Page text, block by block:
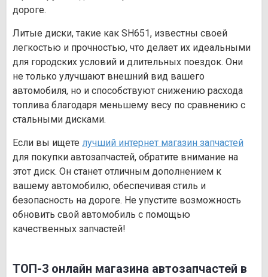
дороге.
Литые диски, такие как SH651, известны своей
легкостью и прочностью, что делает их идеальными
для городских условий и длительных поездок. Они
не только улучшают внешний вид вашего
автомобиля, но и способствуют снижению расхода
топлива благодаря меньшему весу по сравнению с
стальными дисками.
Если вы ищете лучший интернет магазин запчастей
для покупки автозапчастей, обратите внимание на
этот диск. Он станет отличным дополнением к
вашему автомобилю, обеспечивая стиль и
безопасность на дороге. Не упустите возможность
обновить свой автомобиль с помощью
качественных запчастей!
ТОП-3 онлайн магазина автозапчастей в